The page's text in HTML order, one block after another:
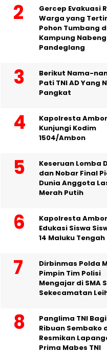
Gercep Evakuasi
Warga yang
Pohon Tumbang
Kampung
Pandeglang
Berikut Nama-
Pati TNI AD Yang
Pangkat
Kapolresta
Kunjungi Kodim
1504/Ambon
Keseruan Lomba
dan Nobar Final
Dunia Anggota
Merah Putih
Kapolresta
Edukasi Siswa
14 Maluku Tengah
Dirbinmas Polda
Pimpin Tim Polisi
Mengajar di SMA
Sekecamatan
Panglima TNI
Ribuan Sembako
Resmikan
Prima Mabes TNI